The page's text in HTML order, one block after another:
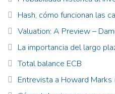
Hash, cómo funcionan las
Valuation: A Preview –
La importancia del largo
Total balance ECB
Entrevista a Howard